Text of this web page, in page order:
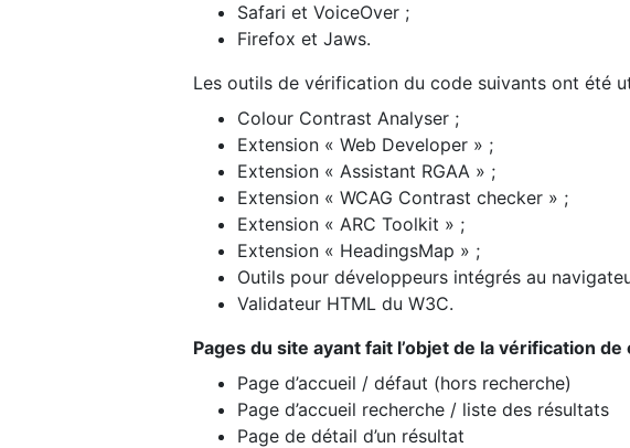
Safari et VoiceOver ;
Firefox et Jaws.
Les outils de vérification du code suivants ont été
Colour Contrast Analyser ;
Extension « Web Developer » ;
Extension « Assistant RGAA » ;
Extension « WCAG Contrast checker » ;
Extension « ARC Toolkit » ;
Extension « HeadingsMap » ;
Outils pour développeurs intégrés au
Validateur HTML du W3C.
Pages du site ayant fait l’objet de la vérification
Page d’accueil / défaut (hors recherche)
Page d’accueil recherche / liste des résultats
Page de détail d’un résultat